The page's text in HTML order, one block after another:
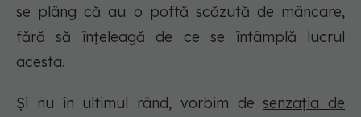
se plâng că au o poftă scăzută de mâncare,
fără să înțeleagă de ce se întâmplă lucrul
acesta.
Și nu în ultimul rând, vorbim de senzația de